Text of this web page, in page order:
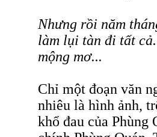
Nhưng rồi năm
làm lụi tàn đi tất
mộng mơ...
Chỉ một đoạn văn
nhiêu là hình ảnh,
khổ đau của Phùng